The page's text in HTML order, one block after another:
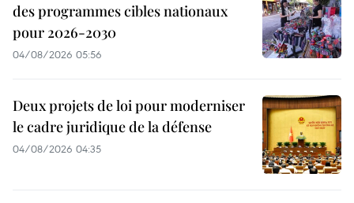
des programmes cibles nationaux
pour 2026-2030
04/08/2026 05:56
Deux projets de loi pour moderniser
le cadre juridique de la défense
04/08/2026 04:35